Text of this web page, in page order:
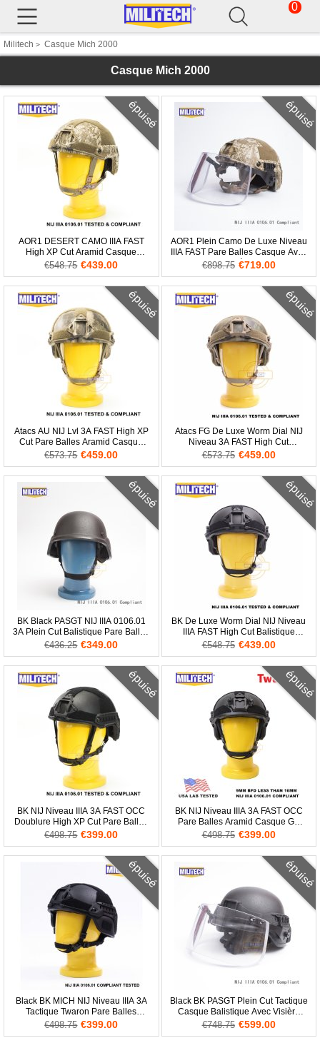
0
Militech > Casque Mich 2000
Casque Mich 2000
AOR1 DESERT CAMO IIIA FAST
High XP Cut Aramid Casque
Balistique
€548.75 €439.00
épuisé
AOR1 Plein Camo De Luxe Niveau
IIIA FAST Pare Balles Casque Avec
Visière
€898.75 €719.00
épuisé
Atacs AU NIJ Lvl 3A FAST High XP
Cut Pare Balles Aramid Casque
Balistique
€573.75 €459.00
épuisé
Atacs FG De Luxe Worm Dial NIJ
Niveau 3A FAST High Cut
Balistique Aramid Casque
€573.75 €459.00
épuisé
BK Black PASGT NIJ IIIA 0106.01
3A Plein Cut Balistique Pare Balles
Aramid Balle Preuve Casque Avec
€436.25 €349.00
épuisé
BK De Luxe Worm Dial NIJ Niveau
IIIA FAST High Cut Balistique
Aramid Casque DEVGRU
€548.75 €439.00
épuisé
BK NIJ Niveau IIIA 3A FAST OCC
Doublure High XP Cut Pare Balles
Aramid Casque
€498.75 €399.00
épuisé
BK NIJ Niveau IIIA 3A FAST OCC
Pare Balles Aramid Casque G3
Version
€498.75 €399.00
épuisé
Black BK MICH NIJ Niveau IIIA 3A
Tactique Twaron Pare Balles
Casque ACH ARC OCC Dial
€498.75 €399.00
épuisé
Black BK PASGT Plein Cut Tactique
Casque Balistique Avec Visière
Bouclier Visage Protection Set
€748.75 €599.00
épuisé